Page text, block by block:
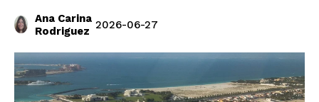
Ana Carina
Rodriguez 2026-06-27